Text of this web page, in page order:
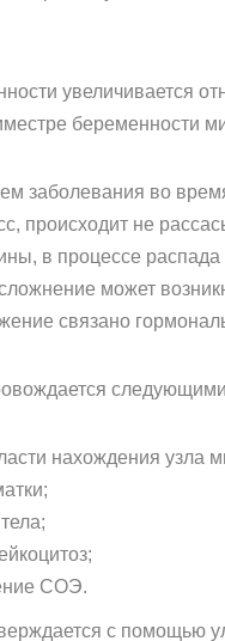
увеличивается
беременности
заболевания во
происходит не
в процессе
может
связано
нахождения узла
СОЭ.
с помощью